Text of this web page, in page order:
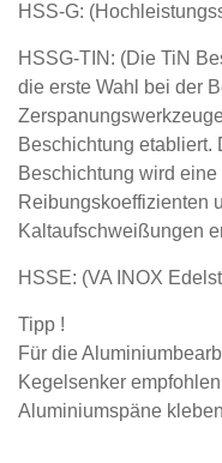
HSS-G:
HSSG-TIN: (Die TiN
die erste Wahl bei der
Beschichtung etabliert.
Beschichtung wird
Reibungskoeffizienten
Kaltaufschweißungen
HSSE: (VA INOX
Tipp !
Für die
Kegelsenker
Aluminiumspäne